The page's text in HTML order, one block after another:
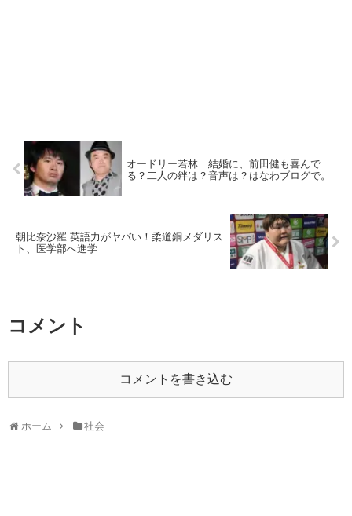
オードリー若林 結婚に、前田健も喜んで
る？二人の絆は？音声は？はなわブログで。
朝比奈沙羅 英語力がヤバい！柔道銅メダリス
ト、医学部へ進学
コメント
コメントを書き込む
ホーム 社会